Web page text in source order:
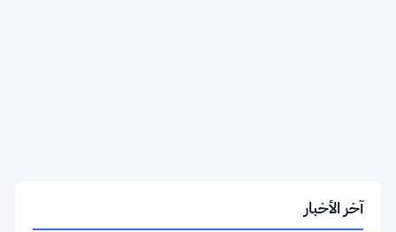
آخر الأخبار